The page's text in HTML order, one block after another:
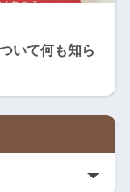
いて何も知ら